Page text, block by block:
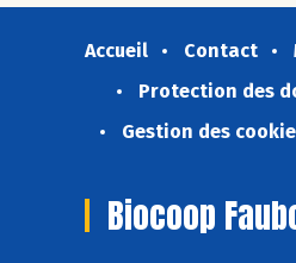
Accueil Contact
Protection des
Gestion des
Biocoop